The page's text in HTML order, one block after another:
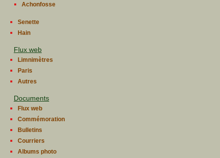
Achonfosse
Senette
Hain
Flux web
Limnimètres
Paris
Autres
Documents
Flux web
Commémoration
Bulletins
Courriers
Albums photo